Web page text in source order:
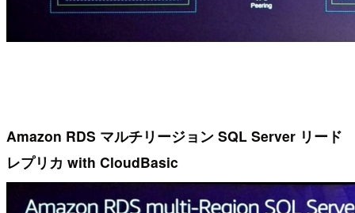
Amazon RDS マルチリージョン SQL Server リード
レプリカ with CloudBasic